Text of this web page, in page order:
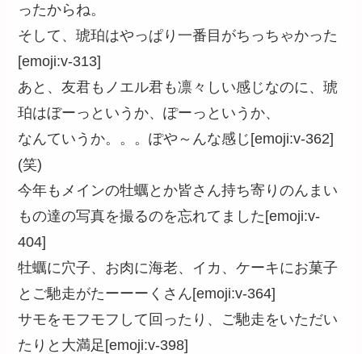
ったからね。
そして、琥珀はやっぱり一番目がちっちゃかった
[emoji:v-313]
あと、友君もノエル君も凛々しい感じなのに、琥
珀はぼーっというか、ぽーっというか、
なんていうか。。。ぽや～んな感じ[emoji:v-362]
(笑)
今年もメインの牡蠣とか皆さん持ち寄りのんまい
もの達の写真を撮るのを忘れてました[emoji:v-
404]
牡蠣に穴子、お肉に海老、イカ、ケーキにお菓子
とご馳走がたーーーくさん[emoji:v-364]
サモをモフモフして回ったり、ご馳走をいただい
たりと大満足[emoji:v-398]